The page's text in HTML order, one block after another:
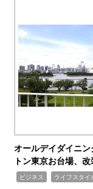
オールデイダイニ
トン東京お台場、
ビジネス ライフスタイ